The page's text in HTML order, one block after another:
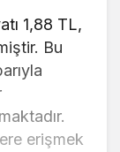
1,88 TL,
Bu
erişmek